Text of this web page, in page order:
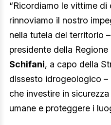
“Ricordiamo le vittime
rinnoviamo il nostro
nella tutela del territorio
presidente della Regione
Schifani, a capo della
dissesto idrogeologico –
che investire in
umane e proteggere i